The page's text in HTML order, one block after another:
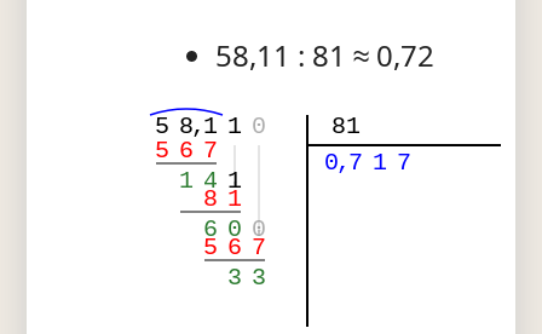
58,11 : 81 ≈ 0,72
5 8 1 1
, 0
81
0,7 1 7
7
6
5
4
1 1
1
8
0
6 0
7
6
5
3
3